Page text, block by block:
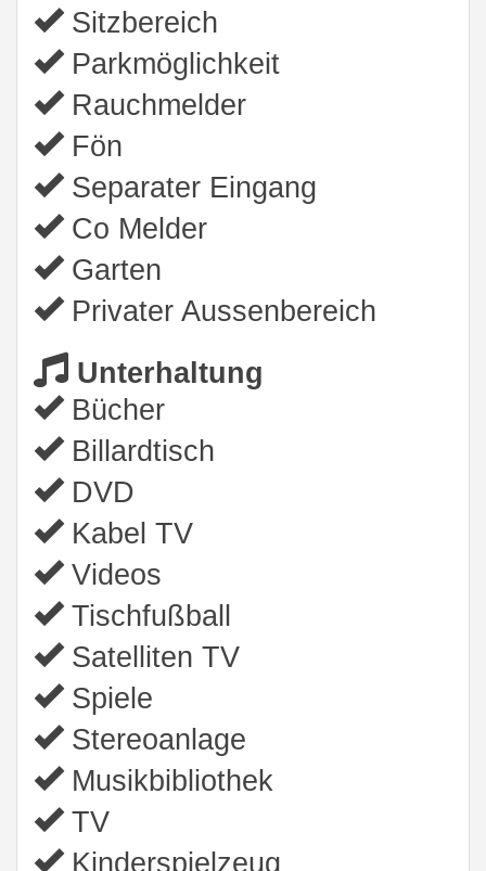
Sitzbereich
Parkmöglichkeit
Rauchmelder
Fön
Separater Eingang
Co Melder
Garten
Privater Aussenbereich
Unterhaltung
Bücher
Billardtisch
DVD
Kabel TV
Videos
Tischfußball
Satelliten TV
Spiele
Stereoanlage
Musikbibliothek
TV
Kinderspielzeug